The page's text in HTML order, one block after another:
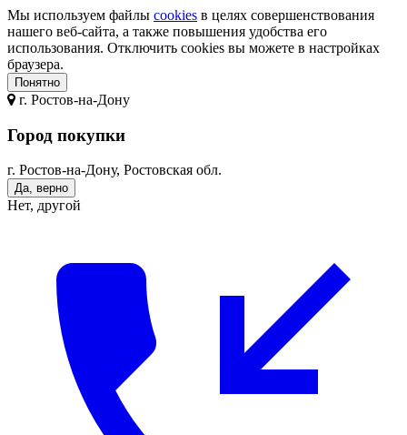
Мы используем файлы cookies в целях совершенствования
нашего веб-сайта, а также повышения удобства его
использования. Отключить cookies вы можете в настройках
браузера.
Понятно
г. Ростов-на-Дону
Город покупки
г. Ростов-на-Дону, Ростовская обл.
Да, верно
Нет, другой